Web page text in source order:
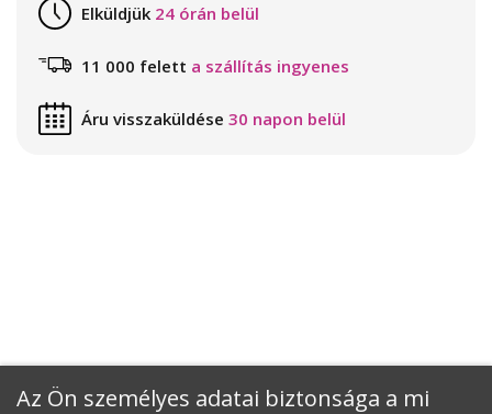
Az Ön személyes adatai biztonsága a mi
Elküldjük 24 órán belül
11 000 felett a szállítás ingyenes
Áru visszaküldése 30 napon belül